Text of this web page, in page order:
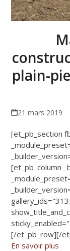
plain-
21 mars 2019
[et_pb_section
[et_pb_column
[/et_pb_row][/
En savoir plus